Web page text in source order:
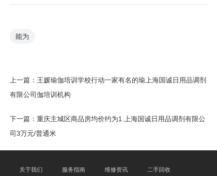
能为
上一篇： 王媛瑜伽培训学校行动一家有名的瑜上海国诚日用品调剂
有限公司伽培训机构
下一篇： 重庆主城区商品房均价约为1.上海国诚日用品调剂有限公
司3万元/普通米
关于我们 服务指南 维修资讯 二手回收